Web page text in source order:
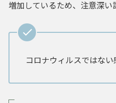
増加しているため、注意深い
コロナウィルスではない